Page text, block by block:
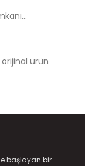
ürün
başlayan bir